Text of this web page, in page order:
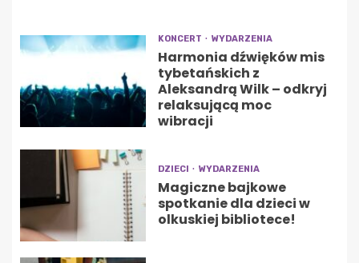
KONCERT WYDARZENIA
Harmonia dźwięków mis
tybetańskich z
Aleksandrą Wilk – odkryj
relaksującą moc
wibracji
DZIECI WYDARZENIA
Magiczne bajkowe
spotkanie dla dzieci w
olkuskiej bibliotece!